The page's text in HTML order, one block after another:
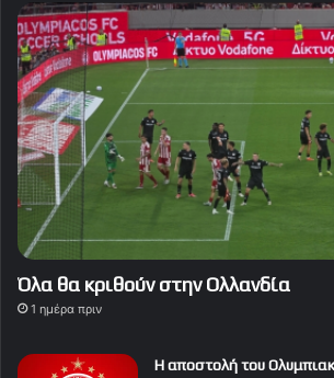
Όλα θα κριθούν στην Ολλανδία
1 ημέρα πριν
Η αποστολή του